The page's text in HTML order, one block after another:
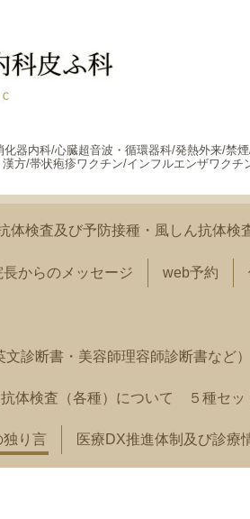
器内科/心臓超音波・循環器科/発熱外来/禁
方/帯状疱疹ワクチン/インフルエンザワクチ
体検査及び予防接種・風しん抗体検
長からのメッセージ web予約
診断書・美容師理容師診断書など）
抗体検査（各種）について ５種セッ
独り言 医療DX推進体制及び診療